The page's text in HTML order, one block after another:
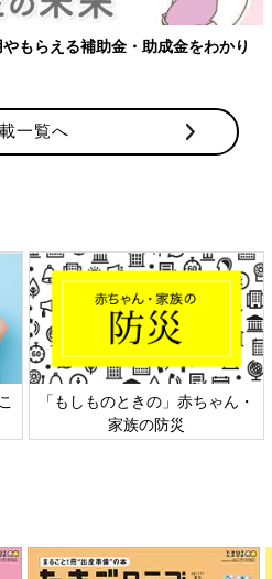
一覧へ
六星占術 細木かおりさんの人生
相談